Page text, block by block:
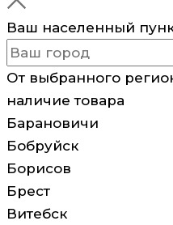
Ваш населенный
От выбранного
наличие товара
Барановичи
Бобруйск
Борисов
Брест
Витебск